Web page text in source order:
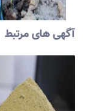
آگهی های مرتبط